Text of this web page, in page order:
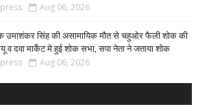
Aug 06, 2026
उमाशंकर सिंह की असामायिक मौत से चहुओर फैली शोक की
व दवा मार्केट मे हुई शोक सभा, सपा नेता ने जताया शोक
Aug 06, 2026